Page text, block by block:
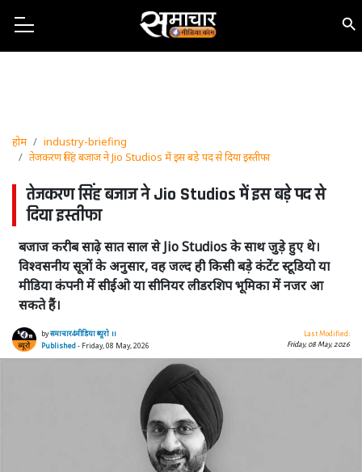
होम
industry-briefing
तेजकरण सिंह बजाज ने Jio Studios में इस बड़े पद से दिया इस्तीफा
तेजकरण सिंह बजाज ने Jio Studios में इस बड़े पद से
दिया इस्तीफा
बजाज करीब साढ़े सात साल से Jio Studios के साथ जुड़े हुए थे।
विश्वसनीय सूत्रों के अनुसार, वह जल्द ही किसी बड़े कंटेंट स्टूडियो या
मीडिया कंपनी में सीईओ या सीनियर लीडरशिप भूमिका में नजर आ
सकते हैं।
byसमाचार4मीडिया ब्यूरो ।।
Published- Friday, 08 May, 2026
Last Modified:
Friday, 08 May, 2026